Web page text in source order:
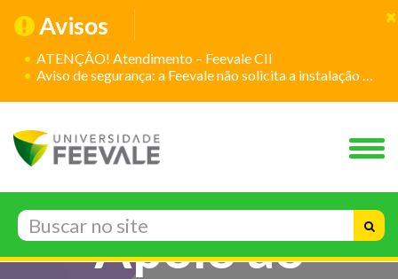
Avisos
ATENÇÃO! Atendimento – Feevale CII
Aviso de segurança: a Feevale não solicita a instalação de aplicativos
Apoio ao